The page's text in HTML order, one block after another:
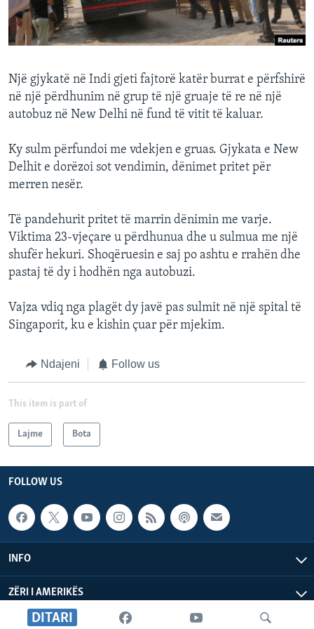
INTERVISTA
DITARI
DITARI
Një gjykatë në Indi gjeti fajtorë katër burrat e përfshirë
në një përdhunim në grup të një gruaje të re në një
autobuz në New Delhi në fund të vitit të kaluar.
Ky sulm përfundoi me vdekjen e gruas. Gjykata e New
Delhit e dorëzoi sot vendimin, dënimet pritet për
merren nesër.
Të pandehurit pritet të marrin dënimin me varje.
Viktima 23-vjeçare u përdhunua dhe u sulmua me një
shufër hekuri. Shoqëruesin e saj po ashtu e rrahën dhe
pastaj të dy i hodhën nga autobuzi.
Vajza vdiq nga plagët dy javë pas sulmit në një spital të
Singaporit, ku e kishin çuar për mjekim.
Ndajeni Follow us
This item is part of
Lajme Bota
FOLLOW US
INFO
ZËRI I AMERIKËS